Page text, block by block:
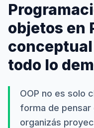
objetos en
todo lo
OOP no es solo
forma de
organizás